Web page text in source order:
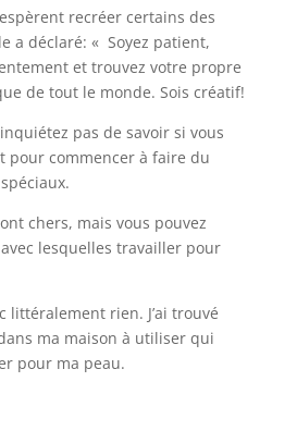
recréer certains des
a déclaré: « Soyez patient,
et trouvez votre propre
de tout le monde. Sois créatif!
pas de savoir si vous
pour commencer à faire du
chers, mais vous pouvez
lesquelles travailler pour
littéralement rien. J’ai trouvé
ma maison à utiliser qui
pour ma peau.